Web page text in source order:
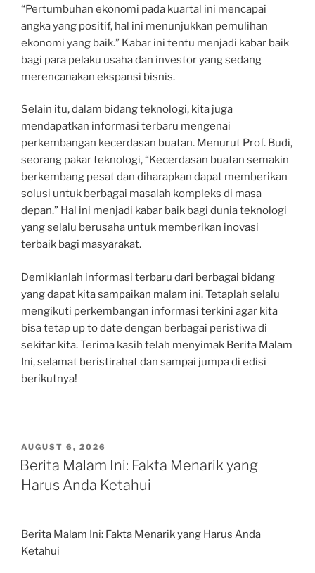
“Pertumbuhan ekonomi pada kuartal ini mencapai
angka yang positif, hal ini menunjukkan pemulihan
ekonomi yang baik.” Kabar ini tentu menjadi kabar baik
bagi para pelaku usaha dan investor yang sedang
merencanakan ekspansi bisnis.
Selain itu, dalam bidang teknologi, kita juga
mendapatkan informasi terbaru mengenai
perkembangan kecerdasan buatan. Menurut Prof. Budi,
seorang pakar teknologi, “Kecerdasan buatan semakin
berkembang pesat dan diharapkan dapat memberikan
solusi untuk berbagai masalah kompleks di masa
depan.” Hal ini menjadi kabar baik bagi dunia teknologi
yang selalu berusaha untuk memberikan inovasi
terbaik bagi masyarakat.
Demikianlah informasi terbaru dari berbagai bidang
yang dapat kita sampaikan malam ini. Tetaplah selalu
mengikuti perkembangan informasi terkini agar kita
bisa tetap up to date dengan berbagai peristiwa di
sekitar kita. Terima kasih telah menyimak Berita Malam
Ini, selamat beristirahat dan sampai jumpa di edisi
berikutnya!
POSTED
ON
AUGUST 6, 2026
Berita Malam Ini: Fakta Menarik yang
Harus Anda Ketahui
Berita Malam Ini: Fakta Menarik yang Harus Anda
Ketahui